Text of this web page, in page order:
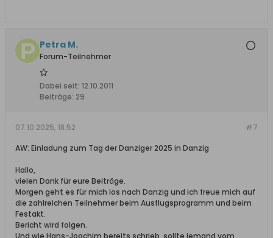
Petra M.
Forum-Teilnehmer
Dabei seit: 12.10.2011
Beiträge: 29
#7
07.10.2025, 18:52
AW: Einladung zum Tag der Danziger 2025 in Danzig
Hallo,
vielen Dank für eure Beiträge.
Morgen geht es für mich los nach Danzig und ich freue mich auf
die zahlreichen Teilnehmer beim Ausflugsprogramm und beim
Festakt.
Bericht wird folgen.
Und wie Hans-Joachim bereits schrieb, sollte jemand vom